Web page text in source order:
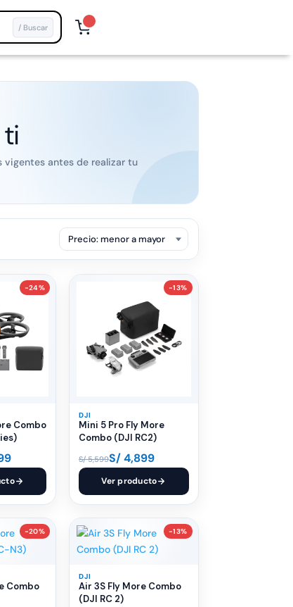
/ Buscar
vigentes antes de realizar tu
-24%
Combo
-13%
DJI
Mini 5 Pro Fly More
Combo (DJI RC2)
S/5,599S/4,899
Ver producto
-20%
Combo
-13%
DJI
Air 3S Fly More Combo
(DJI RC 2)